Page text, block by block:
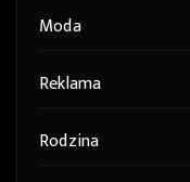
Moda
Reklama
Rodzina